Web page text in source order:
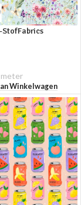
meter
Winkelwagen